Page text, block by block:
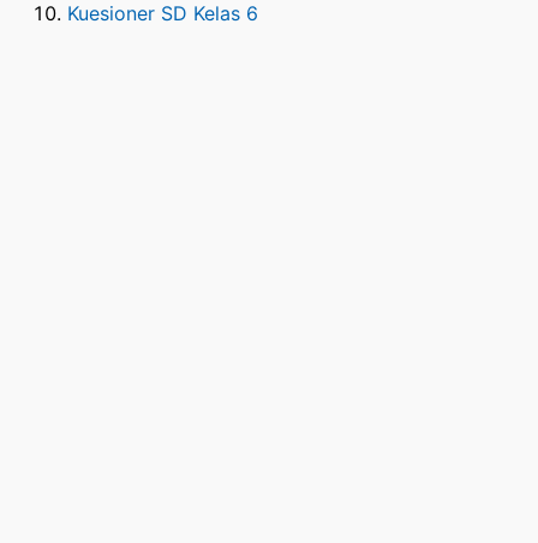
Kuesioner SD Kelas 6